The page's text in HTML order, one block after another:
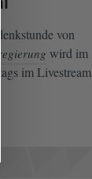
von
wird im
im Livestream